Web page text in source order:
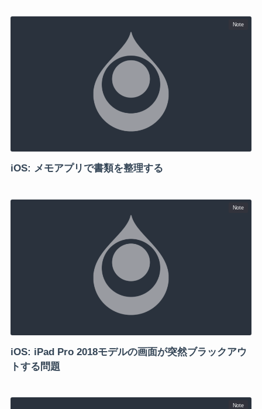
Note
iOS: メモアプリで書類を整理する
Note
iOS: iPad Pro 2018モデルの画面が突然ブラックアウ
トする問題
Note